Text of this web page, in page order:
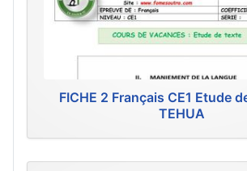
FICHE 2 Français CE1 Etude
TEHUA